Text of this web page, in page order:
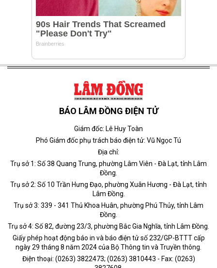
BÁO LÂM ĐỒNG ĐIỆN TỬ
Giám đốc: Lê Huy Toàn
Phó Giám đốc phụ trách báo điện tử: Vũ Ngọc Tú
Địa chỉ:
Trụ sở 1: Số 38 Quang Trung, phường Lâm Viên - Đà Lạt, tỉnh Lâm
Đồng.
Trụ sở 2: Số 10 Trần Hưng Đạo, phường Xuân Hương - Đà Lạt, tỉnh
Lâm Đồng.
Trụ sở 3: 339 - 341 Thủ Khoa Huân, phường Phú Thủy, tỉnh Lâm
Đồng.
Trụ sở 4: Số 82, đường 23/3, phường Bắc Gia Nghĩa, tỉnh Lâm Đồng.
Giấy phép hoạt động báo in và báo điện tử số 232/GP-BTTT cấp
ngày 29 tháng 8 năm 2024 của Bộ Thông tin và Truyền thông.
Điện thoại: (0263) 3822473; (0263) 3810443 - Fax: (0263)